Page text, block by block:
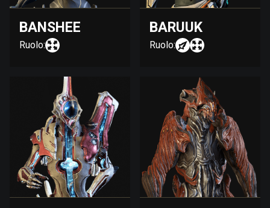
BANSHEE
Ruolo:
BARUUK
Ruolo: